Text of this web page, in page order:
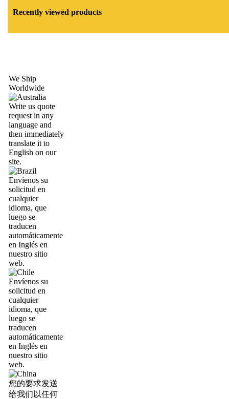
Recently viewed products
We Ship
Worldwide
Write us quote
request in any
language and
then immediately
translate it to
English on our
site.
Envíenos su
solicitud en
cualquier
idioma, que
luego se
traducen
automáticamente
en Inglés en
nuestro sitio
web.
Envíenos su
solicitud en
cualquier
idioma, que
luego se
traducen
automáticamente
en Inglés en
nuestro sitio
web.
您的要求发送
给我们以任何